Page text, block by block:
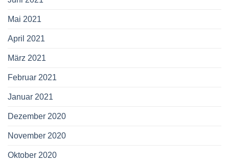
Mai 2021
April 2021
März 2021
Februar 2021
Januar 2021
Dezember 2020
November 2020
Oktober 2020